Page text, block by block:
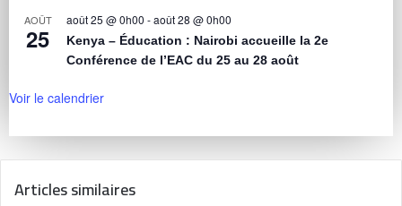
AOÛT
25
août 25 @ 0h00 -août 28 @ 0h00
Kenya – Éducation : Nairobi accueille la 2e
Conférence de l’EAC du 25 au 28 août
Voir le calendrier
Articles similaires